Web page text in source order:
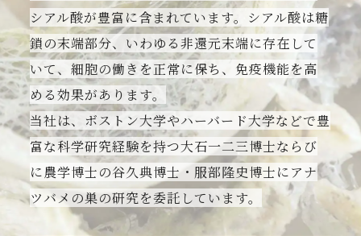
シアル酸が豊富に含まれています。シアル酸は糖
鎖の末端部分、いわゆる非還元末端に存在して
いて、細胞の働きを正常に保ち、免疫機能を高
める効果があります。
当社は、ボストン大学やハーバード大学などで豊
富な科学研究経験を持つ大石一二三博士ならび
に農学博士の谷久典博士・服部隆史博士にアナ
ツバメの巣の研究を委託しています。